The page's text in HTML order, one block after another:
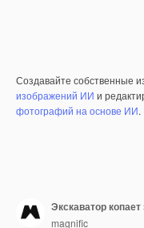
Создавайте собственные
изображений ИИ и
фотографий на основе ИИ.
Экскаватор
magnific